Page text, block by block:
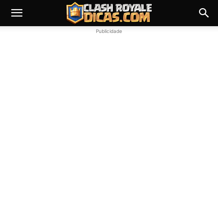
Publicidade